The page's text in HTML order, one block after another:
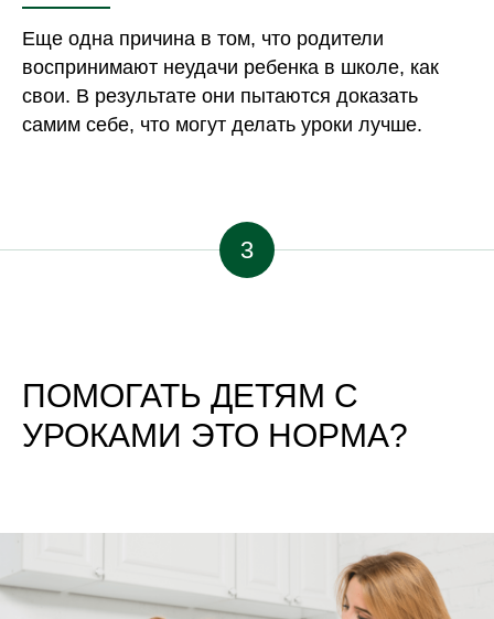
Еще одна причина в том, что родители
воспринимают неудачи ребенка в школе, как
свои. В результате они пытаются доказать
самим себе, что могут делать уроки лучше.
3
ПОМОГАТЬ ДЕТЯМ С
УРОКАМИ ЭТО НОРМА?